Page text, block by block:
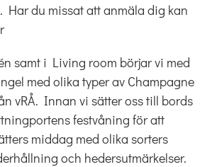
Har du missat att anmäla dig kan
samt i Living room börjar vi med
med olika typer av Champagne
vRÅ. Innan vi sätter oss till bords
festvåning för att
middag med olika sorters
och hedersutmärkelser.